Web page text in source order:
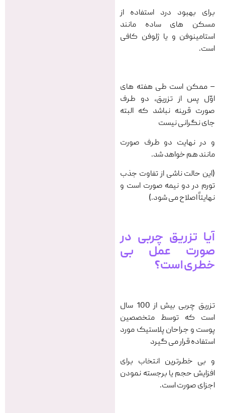
برای بهبود درد استفاده از
مسکن های ساده مانند
استامینوفن و يا ژلوفن کافی
است.
– ممکن است طی هفته های
اوّل پس از تزریق، دو طرف
صورت قرینه نباشد که البته
جای نگرانی نیست
و در نهایت دو طرف صورت
مانند هم خواهد شد.
(این حالت ناشى از تفاوت جذب
تورم در دو نیمه صورت است و
نهایتاً اصلاح می شود.)
آیا تزریق چربی در
صورت عمل بی
خطری است؟
تزریق چربی بیش از 100 سال
است که توسط متخصصین
پوست و جراحان پلاستیک مورد
استفاده قرار می گیرد
و بی خطرترین انتخاب برای
افزایش حجم یا برجسته نمودن
اجزای صورت است.